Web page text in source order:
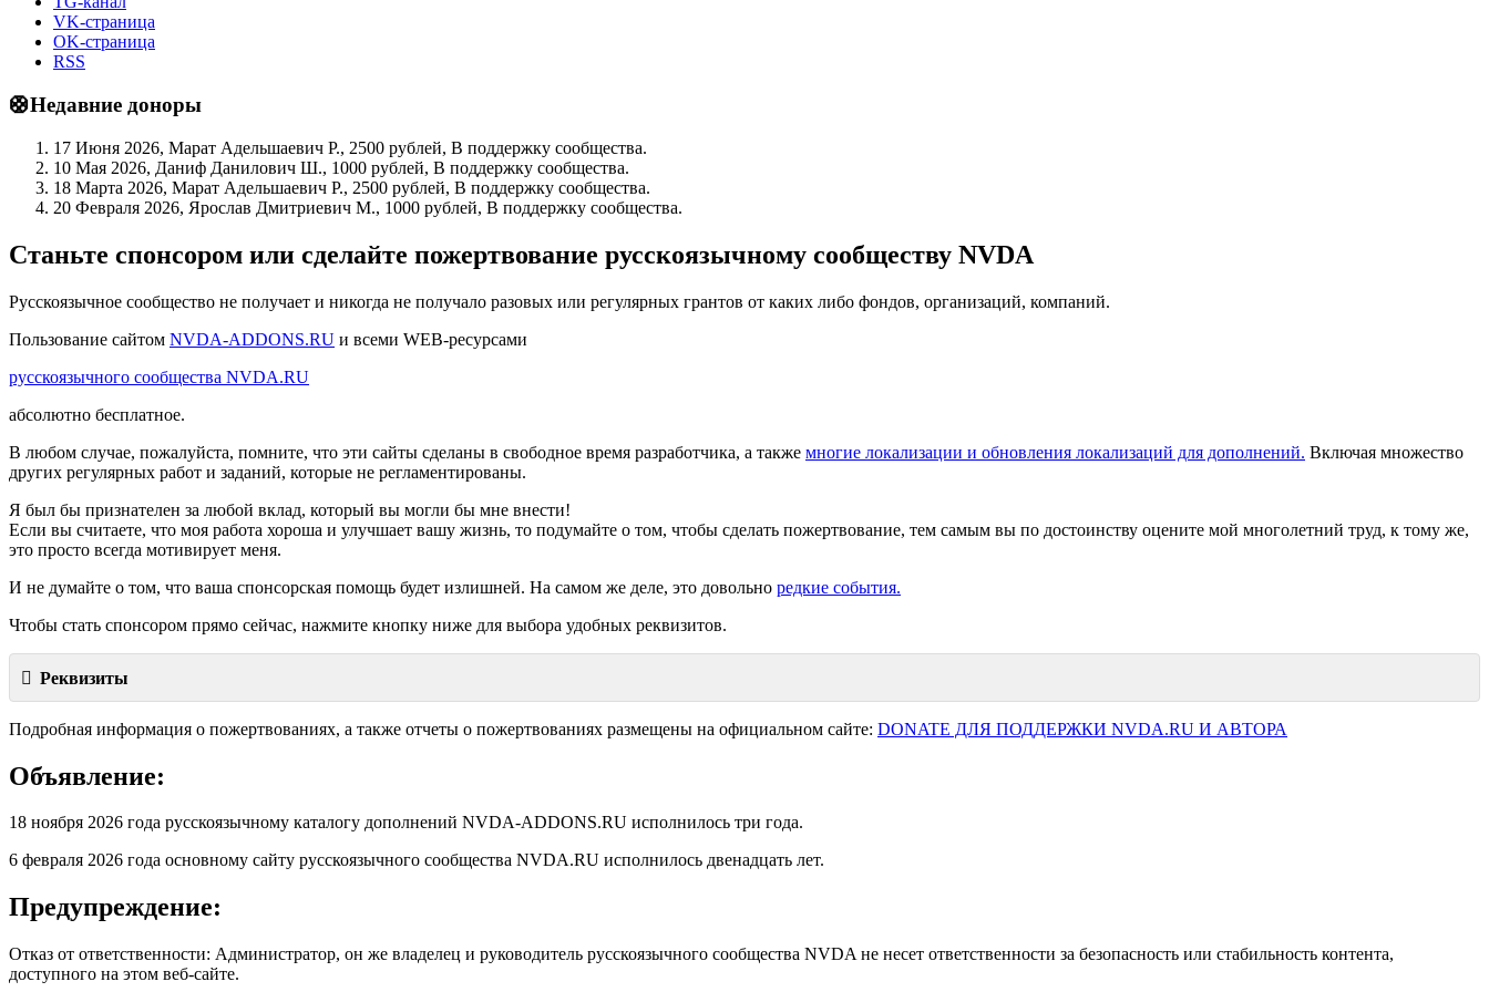
VK-страница
OK-страница
RSS
🛟Недавние доноры
17 Июня 2026, Марат Адельшаевич Р., 2500 рублей, В поддержку сообщества.
10 Мая 2026, Даниф Данилович Ш., 1000 рублей, В поддержку сообщества.
18 Марта 2026, Марат Адельшаевич Р., 2500 рублей, В поддержку сообщества.
20 Февраля 2026, Ярослав Дмитриевич М., 1000 рублей, В поддержку сообщества.
Станьте спонсором или сделайте пожертвование русскоязычному сообществу NVDA
Русскоязычное сообщество не получает и никогда не получало разовых или регулярных грантов от каких либо фондов, организаций, компаний.
Пользование сайтом NVDA-ADDONS.RU и всеми WEB-ресурсами
русскоязычного сообщества NVDA.RU
абсолютно бесплатное.
В любом случае, пожалуйста, помните, что эти сайты сделаны в свободное время разработчика, а также многие локализации и обновления локализаций для дополнений. Включая множество
других регулярных работ и заданий, которые не регламентированы.
Я был бы признателен за любой вклад, который вы могли бы мне внести!
Если вы считаете, что моя работа хороша и улучшает вашу жизнь, то подумайте о том, чтобы сделать пожертвование, тем самым вы по достоинству оцените мой многолетний труд, к тому же,
это просто всегда мотивирует меня.
И не думайте о том, что ваша спонсорская помощь будет излишней. На самом же деле, это довольно редкие события.
Чтобы стать спонсором прямо сейчас, нажмите кнопку ниже для выбора удобных реквизитов.
Реквизиты
Подробная информация о пожертвованиях, а также отчеты о пожертвованиях размещены на официальном сайте: DONATE ДЛЯ ПОДДЕРЖКИ NVDA.RU И АВТОРА
Объявление:
18 ноября 2026 года русскоязычному каталогу дополнений NVDA-ADDONS.RU исполнилось три года.
6 февраля 2026 года основному сайту русскоязычного сообщества NVDA.RU исполнилось двенадцать лет.
Предупреждение:
Отказ от ответственности: Администратор, он же владелец и руководитель русскоязычного сообщества NVDA не несет ответственности за безопасность или стабильность контента,
доступного на этом веб-сайте.